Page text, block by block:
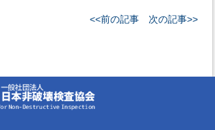
<<前の記事 次の記事>>